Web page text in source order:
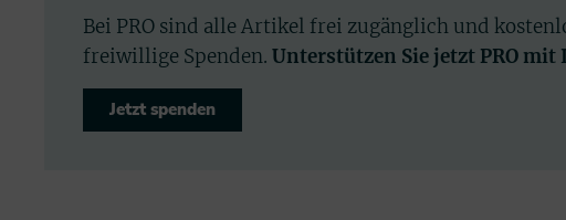
Bei PRO sind alle Artikel frei zugänglich und
freiwillige Spenden. Unterstützen Sie jetzt PRO mit
Jetzt spenden